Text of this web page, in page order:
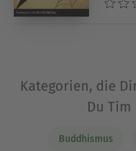
Kategorien, die
Du Tim
Buddhismus